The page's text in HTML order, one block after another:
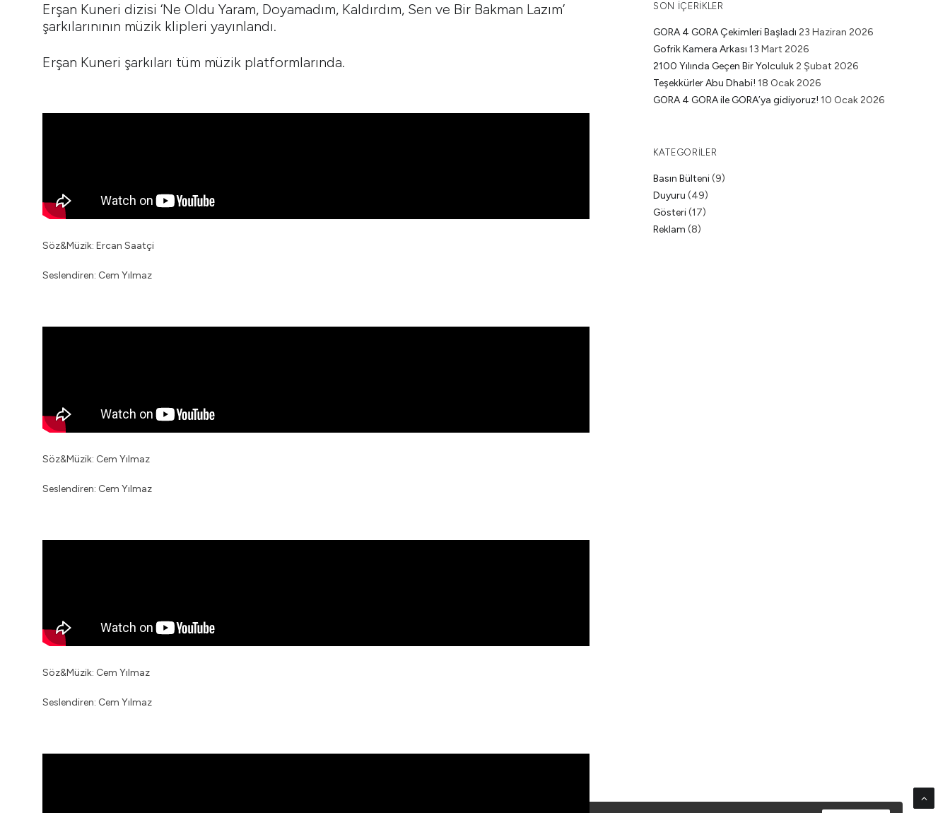
Erşan Kuneri dizisi ‘Ne Oldu Yaram, Doyamadım, Kaldırdım, Sen ve Bir Bakman Lazım’
şarkılarınının müzik klipleri yayınlandı.
Erşan Kuneri şarkıları tüm müzik platformlarında.
Söz&Müzik: Ercan Saatçi
Seslendiren: Cem Yılmaz
Söz&Müzik: Cem Yılmaz
Seslendiren: Cem Yılmaz
Söz&Müzik: Cem Yılmaz
Seslendiren: Cem Yılmaz
SON İÇERIKLER
GORA 4 GORA Çekimleri Başladı 23 Haziran 2026
Gofrik Kamera Arkası 13 Mart 2026
2100 Yılında Geçen Bir Yolculuk2 Şubat 2026
Teşekkürler Abu Dhabi! 18 Ocak 2026
GORA 4 GORA ile GORA’ya gidiyoruz! 10 Ocak 2026
KATEGORILER
Basın Bülteni(9)
Duyuru (49)
Gösteri(17)
Reklam (8)